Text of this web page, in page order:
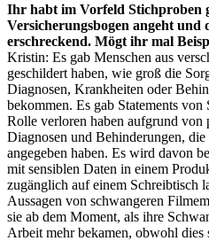
Ihr habt im Vorfeld Stichproben
Versicherungsbogen angeht und
erschreckend. Mögt ihr mal
Kristin: Es gab Menschen aus
geschildert haben, wie groß die
Diagnosen, Krankheiten oder
bekommen. Es gab Statements
Rolle verloren haben aufgrund von
Diagnosen und Behinderungen,
angegeben haben. Es wird davon
mit sensiblen Daten in einem
zugänglich auf einem Schreibtisch
Aussagen von schwangeren
sie ab dem Moment, als ihre
Arbeit mehr bekamen, obwohl dies